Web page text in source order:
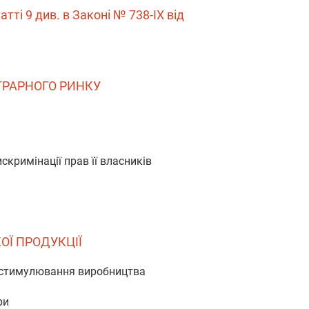
9 див. в Законі № 738-IX від
РИНКУ
прав її власників
ПРОДУКЦІЇ
виробництва